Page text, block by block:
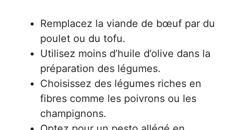
Remplacez la viande de bœuf par du
poulet ou du tofu.
Utilisez moins d’huile d’olive dans la
préparation des légumes.
Choisissez des légumes riches en
fibres comme les poivrons ou les
champignons.